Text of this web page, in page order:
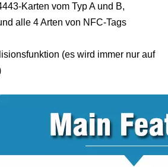
Karten vom Typ A und B,
alle 4 Arten von NFC-Tags
(es wird immer nur auf